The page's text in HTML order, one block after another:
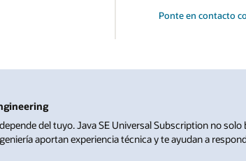
Ponte en contacto
del tuyo. Java SE Universal Subscription no
aportan experiencia técnica y te ayudan a